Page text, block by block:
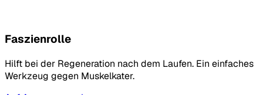
Faszienrolle
Hilft bei der Regeneration nach dem Laufen. Ein einfaches
Werkzeug gegen Muskelkater.